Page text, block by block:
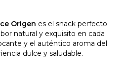
Origen es el snack perfecto
natural y exquisito en cada
y el auténtico aroma del
dulce y saludable.